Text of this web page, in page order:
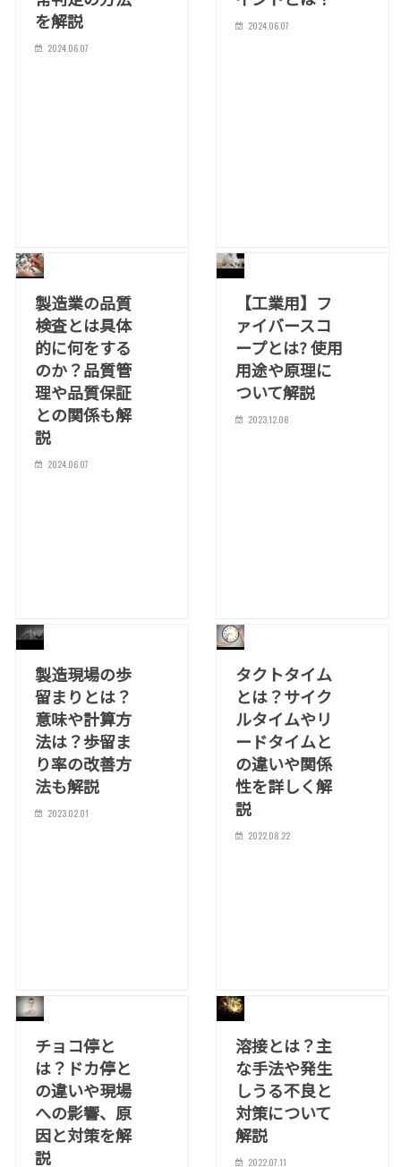
を解説
2024.06.07
2024.06.07
製造業の品質
検査とは具体
的に何をする
のか？品質管
理や品質保証
との関係も解
説
2024.06.07
【工業用】フ
ァイバースコ
ープとは? 使用
用途や原理に
ついて解説
2023.12.08
製造現場の歩
留まりとは？
意味や計算方
法は？歩留ま
り率の改善方
法も解説
2023.02.01
タクトタイム
とは？サイク
ルタイムやリ
ードタイムと
の違いや関係
性を詳しく解
説
2022.08.22
チョコ停と
は？ドカ停と
の違いや現場
への影響、原
因と対策を解
説
溶接とは？主
な手法や発生
しうる不良と
対策について
解説
2022.07.11